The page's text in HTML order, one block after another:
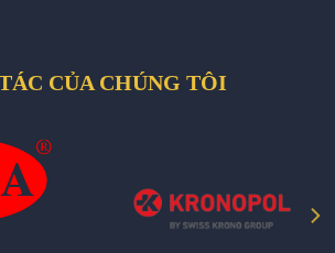
CỦA CHÚNG TÔI